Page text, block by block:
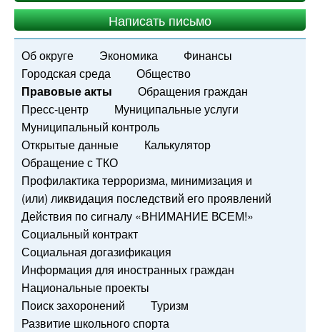
Написать письмо
Об округе Экономика
Финансы
Городская среда
Общество
Правовые акты
Обращения граждан
Пресс-центр
Муниципальные услуги
Муниципальный контроль
Открытые данные
Калькулятор
Обращение с ТКО
Профилактика терроризма, минимизация и
(или) ликвидация последствий его проявлений
Действия по сигналу «ВНИМАНИЕ ВСЕМ!»
Социальный контракт
Социальная догазификация
Информация для иностранных граждан
Национальные проекты
Поиск захоронений
Туризм
Развитие школьного спорта